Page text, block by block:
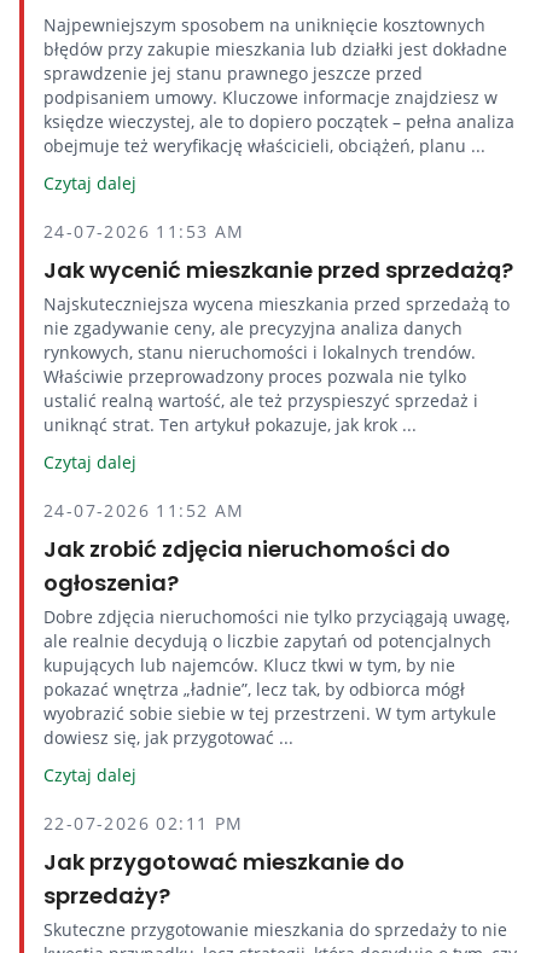
Najpewniejszym sposobem na uniknięcie kosztownych
błędów przy zakupie mieszkania lub działki jest dokładne
sprawdzenie jej stanu prawnego jeszcze przed
podpisaniem umowy. Kluczowe informacje znajdziesz w
księdze wieczystej, ale to dopiero początek – pełna analiza
obejmuje też weryfikację właścicieli, obciążeń, planu ...
Czytaj dalej
24-07-2026 11:53 AM
Jak wycenić mieszkanie przed sprzedażą?
Najskuteczniejsza wycena mieszkania przed sprzedażą to
nie zgadywanie ceny, ale precyzyjna analiza danych
rynkowych, stanu nieruchomości i lokalnych trendów.
Właściwie przeprowadzony proces pozwala nie tylko
ustalić realną wartość, ale też przyspieszyć sprzedaż i
uniknąć strat. Ten artykuł pokazuje, jak krok ...
Czytaj dalej
24-07-2026 11:52 AM
Jak zrobić zdjęcia nieruchomości do
ogłoszenia?
Dobre zdjęcia nieruchomości nie tylko przyciągają uwagę,
ale realnie decydują o liczbie zapytań od potencjalnych
kupujących lub najemców. Klucz tkwi w tym, by nie
pokazać wnętrza „ładnie”, lecz tak, by odbiorca mógł
wyobrazić sobie siebie w tej przestrzeni. W tym artykule
dowiesz się, jak przygotować ...
Czytaj dalej
22-07-2026 02:11 PM
Jak przygotować mieszkanie do
sprzedaży?
Skuteczne przygotowanie mieszkania do sprzedaży to nie